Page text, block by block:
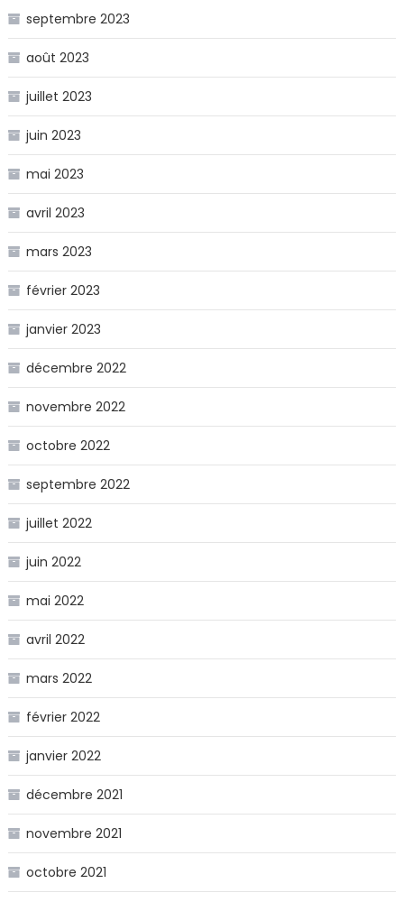
septembre 2023
août 2023
juillet 2023
juin 2023
mai 2023
avril 2023
mars 2023
février 2023
janvier 2023
décembre 2022
novembre 2022
octobre 2022
septembre 2022
juillet 2022
juin 2022
mai 2022
avril 2022
mars 2022
février 2022
janvier 2022
décembre 2021
novembre 2021
octobre 2021